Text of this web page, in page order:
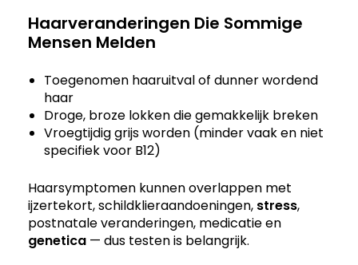
Haarveranderingen Die Sommige
Mensen Melden
Toegenomen haaruitval of dunner wordend
haar
Droge, broze lokken die gemakkelijk breken
Vroegtijdig grijs worden (minder vaak en niet
specifiek voor B12)
Haarsymptomen kunnen overlappen met
ijzertekort, schildklieraandoeningen, stress,
postnatale veranderingen, medicatie en
genetica — dus testen is belangrijk.